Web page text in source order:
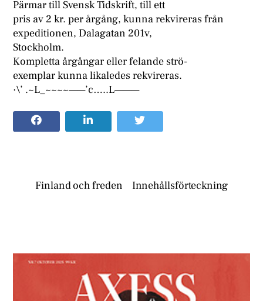
Pärmar till Svensk Tidskrift, till ett
pris av 2 kr. per årgång, kunna rekvireras från
expeditionen, Dalagatan 201v,
Stockholm.
Kompletta årgångar eller felande strö-
exemplar kunna likaledes rekvireras.
·\’ .~L_~~~~——’c…..L———
Finland och freden Innehållsförteckning